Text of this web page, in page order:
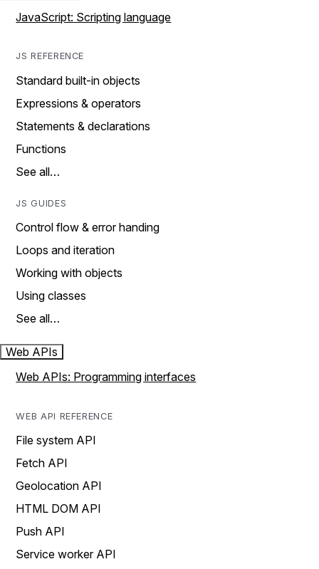
JavaScript: Scripting language
JS REFERENCE
Standard built-in objects
Expressions & operators
Statements & declarations
Functions
See all…
JS GUIDES
Control flow & error handing
Loops and iteration
Working with objects
Using classes
See all…
Web APIs
Web APIs: Programming interfaces
WEB API REFERENCE
File system API
Fetch API
Geolocation API
HTML DOM API
Push API
Service worker API